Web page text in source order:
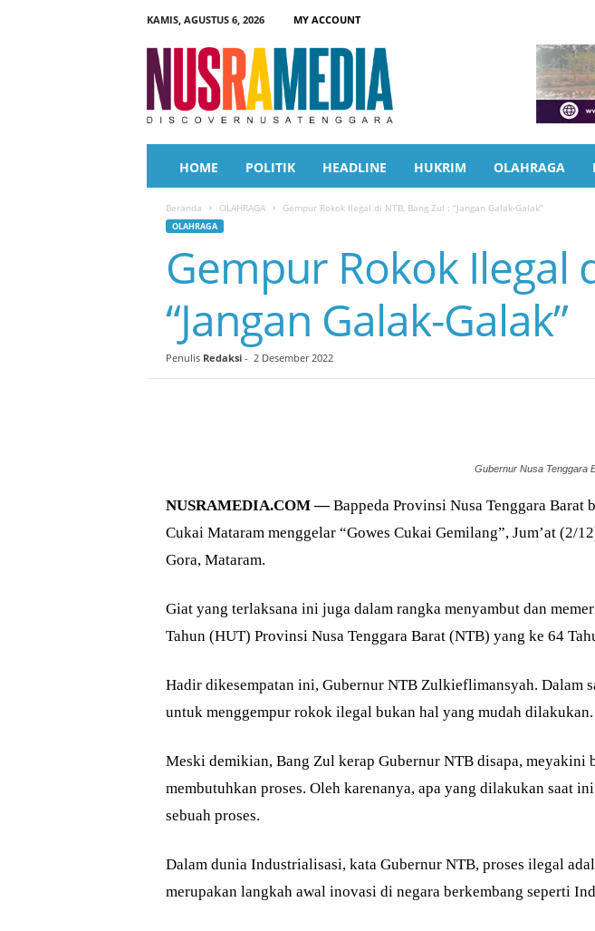
KAMIS, AGUSTUS 6, 2026
MY ACCOUNT
a
HOME POLITIK HEADLINE HUKRIM OLAHRAGA
Beranda OLAHRAGA Gempur Rokok Ilegal di NTB, Bang Zul : “Jangan Galak-Galak”
OLAHRAGA
Gempur Rokok Ilegal
“Jangan Galak-Galak”
Penulis Redaksi- 2 Desember 2022
Gubernur Nusa Tenggara
NUSRAMEDIA.COM —Bappeda Provinsi Nusa Tenggara Barat
Cukai Mataram menggelar “Gowes Cukai Gemilang”, Jum’at (2/
Gora, Mataram.
Giat yang terlaksana ini juga dalam rangka menyambut dan
Tahun (HUT) Provinsi Nusa Tenggara Barat (NTB) yang ke 64
Hadir dikesempatan ini, Gubernur NTB Zulkieflimansyah. Dalam
untuk menggempur rokok ilegal bukan hal yang mudah dilakukan.
Meski demikian, Bang Zul kerap Gubernur NTB disapa, meyakini
membutuhkan proses. Oleh karenanya, apa yang dilakukan saat
sebuah proses.
Dalam dunia Industrialisasi, kata Gubernur NTB, proses ilegal
merupakan langkah awal inovasi di negara berkembang seperti